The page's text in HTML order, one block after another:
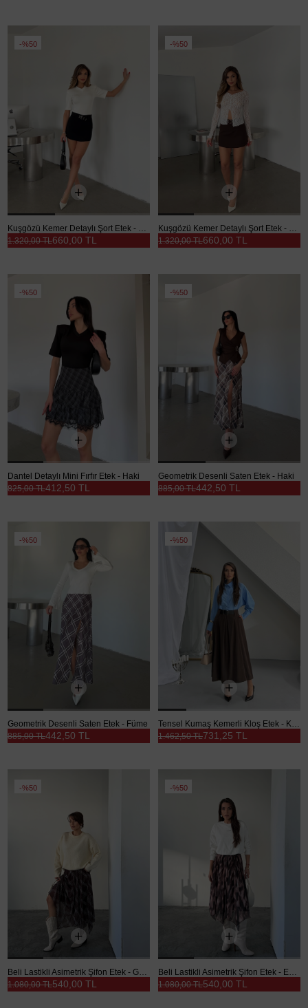
%50
660,00 TL
1.320,00 TL
%50
660,00 TL
1.320,00 TL
%50
Dantel Detaylı Mini Fırfır Etek - Haki
412,50 TL
825,00 TL
%50
Geometrik Desenli Saten Etek - Haki
442,50 TL
885,00 TL
%50
Geometrik Desenli Saten Etek - Füme
442,50 TL
885,00 TL
%50
Tensel Kumaş Kemerli Kloş Etek - Kahve
731,25 TL
1.462,50 TL
%50
540,00 TL
1.080,00 TL
%50
540,00 TL
1.080,00 TL